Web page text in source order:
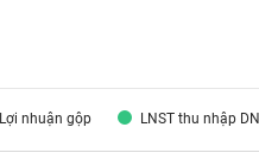
Lợi nhuận gộp LNST thu nhập DN